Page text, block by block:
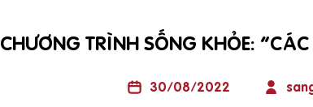
CHƯƠNG TRÌNH SỐNG KHỎE:
30/08/2022